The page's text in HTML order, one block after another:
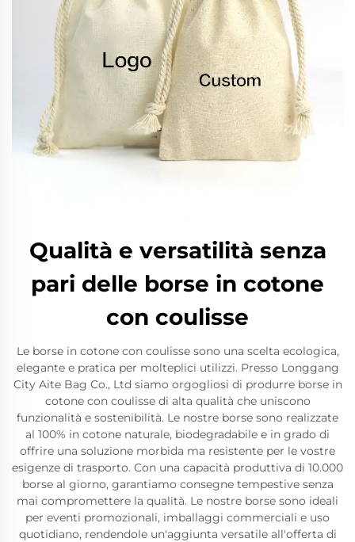
Qualità e versatilità senza
pari delle borse in cotone
con coulisse
Le borse in cotone con coulisse sono una scelta ecologica,
elegante e pratica per molteplici utilizzi. Presso Longgang
City Aite Bag Co., Ltd siamo orgogliosi di produrre borse in
cotone con coulisse di alta qualità che uniscono
funzionalità e sostenibilità. Le nostre borse sono realizzate
al 100% in cotone naturale, biodegradabile e in grado di
offrire una soluzione morbida ma resistente per le vostre
esigenze di trasporto. Con una capacità produttiva di 10.000
borse al giorno, garantiamo consegne tempestive senza
mai compromettere la qualità. Le nostre borse sono ideali
per eventi promozionali, imballaggi commerciali e uso
quotidiano, rendendole un'aggiunta versatile all'offerta di